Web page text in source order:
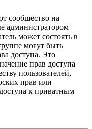
сообщество на
администратором
может состоять в
могут быть
доступа. Это
прав доступа
пользователей,
прав или
к приватным